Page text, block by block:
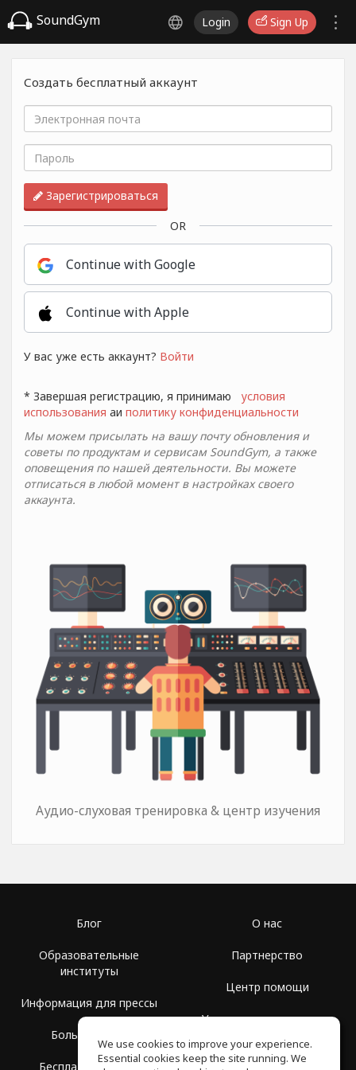
SoundGym Login Sign Up
Создать бесплатный аккаунт
Зарегистрироваться
OR
Continue with Google
Continue with Apple
У вас уже есть аккаунт? Войти
* Завершая регистрацию, я принимаю условия
использования aи политику конфиденциальности
Мы можем присылать на вашу почту обновления и
советы по продуктам и сервисам SoundGym, а также
оповещения по нашей деятельности. Вы можете
отписаться в любой момент в настройках своего
аккаунта.
Аудио-слуховая тренировка & центр изучения
Блог
Образовательные
институты
Информация для прессы
Больше Групп
Бесплатная школа
О нас
Партнерство
Центр помощи
Условия использования
Политика
конфиденциальности
We use cookies to improve your experience.
Essential cookies keep the site running. We